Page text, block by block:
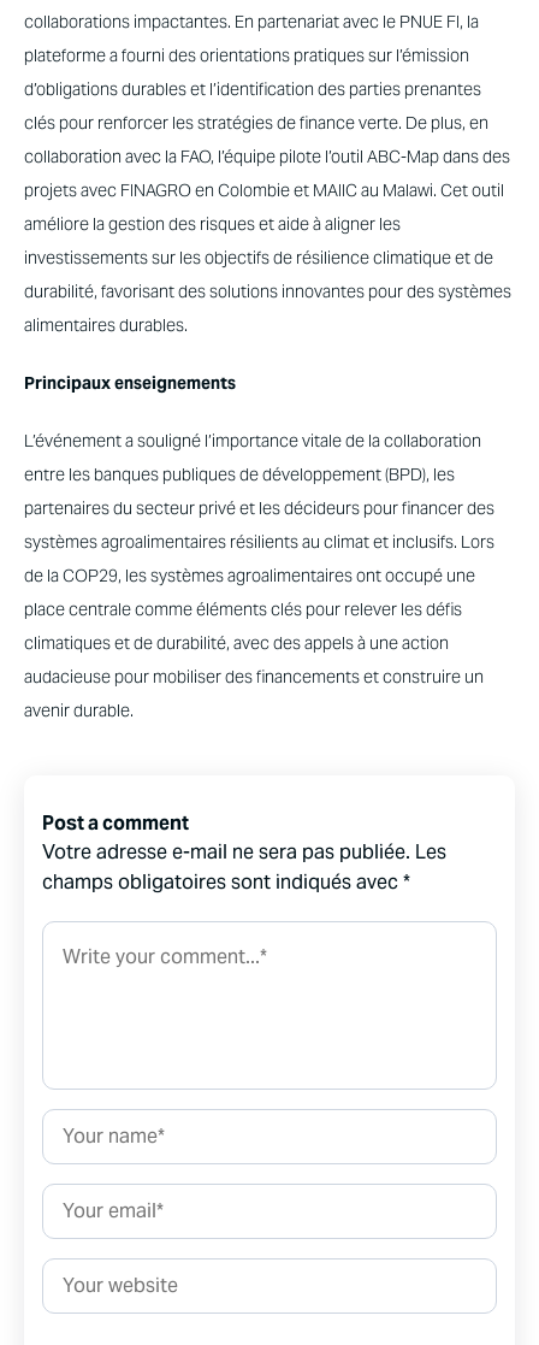
collaborations impactantes. En partenariat avec le PNUE FI, la
plateforme a fourni des orientations pratiques sur l’émission
d’obligations durables et l’identification des parties prenantes
clés pour renforcer les stratégies de finance verte. De plus, en
collaboration avec la FAO, l’équipe pilote l’outil ABC-Map dans des
projets avec FINAGRO en Colombie et MAIIC au Malawi. Cet outil
améliore la gestion des risques et aide à aligner les
investissements sur les objectifs de résilience climatique et de
durabilité, favorisant des solutions innovantes pour des systèmes
alimentaires durables.
Principaux enseignements
L’événement a souligné l’importance vitale de la collaboration
entre les banques publiques de développement (BPD), les
partenaires du secteur privé et les décideurs pour financer des
systèmes agroalimentaires résilients au climat et inclusifs. Lors
de la COP29, les systèmes agroalimentaires ont occupé une
place centrale comme éléments clés pour relever les défis
climatiques et de durabilité, avec des appels à une action
audacieuse pour mobiliser des financements et construire un
avenir durable.
Post a comment
Votre adresse e-mail ne sera pas publiée. Les
champs obligatoires sont indiqués avec*
Comment*
Name*
Email*
Website